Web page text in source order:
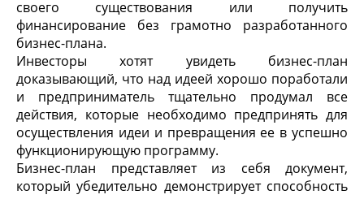
своего существования или получить
финансирование без грамотно разработанного
бизнес-плана.
Инвесторы хотят увидеть бизнес-план
доказывающий, что над идеей хорошо поработали
и предприниматель тщательно продумал все
действия, которые необходимо предпринять для
осуществления идеи и превращения ее в успешно
функционирующую программу.
Бизнес-план представляет из себя документ,
который убедительно демонстрирует способность